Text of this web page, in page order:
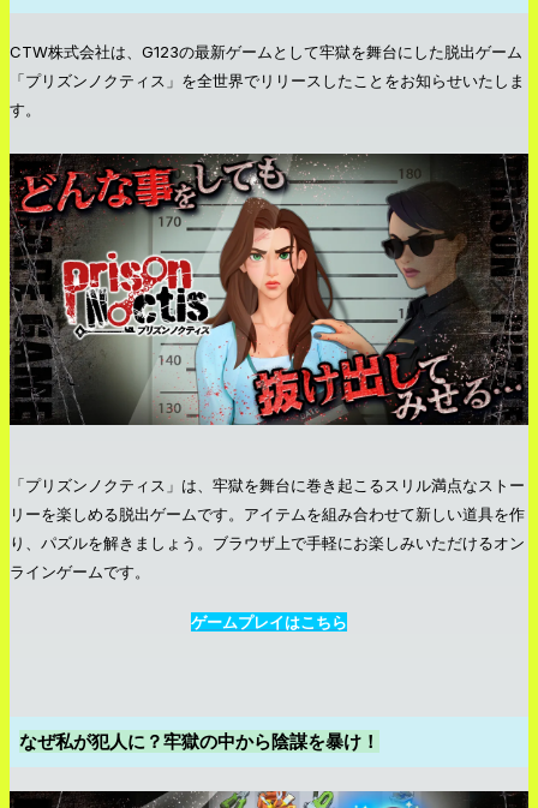
CTW株式会社は、G123の最新ゲームとして牢獄を舞台にした脱出ゲーム
「プリズンノクティス」を全世界でリリースしたことをお知らせいたしま
す。
「プリズンノクティス」は、牢獄を舞台に巻き起こるスリル満点なストー
リーを楽しめる脱出ゲームです。アイテムを組み合わせて新しい道具を作
り、パズルを解きましょう。ブラウザ上で手軽にお楽しみいただけるオン
ラインゲームです。
ゲームプレイはこちら
なぜ私が犯人に？牢獄の中から陰謀を暴け！